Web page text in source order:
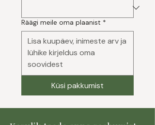
Räägi meile oma plaanist *
Küsi pakkumist